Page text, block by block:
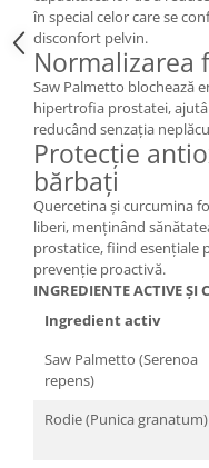
în special celor care se
disconfort pelvin.
Normalizarea
Saw Palmetto blochează
hipertrofia prostatei,
reducând senzația
Protecție
bărbați
Quercetina și curcumina
liberi, menținând
prostatice, fiind esențiale
prevenție proactivă.
INGREDIENTE ACTIVE
Ingredient activ
Saw Palmetto (Serenoa
repens)
Rodie (Punica granatum)